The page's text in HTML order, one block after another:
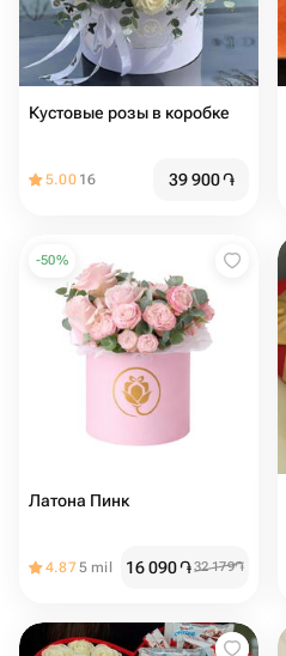
Кустовые розы в коробке
5.00 16 39 900֏
-50%
Латона Пинк
4.875 mil 16 090֏32 179֏